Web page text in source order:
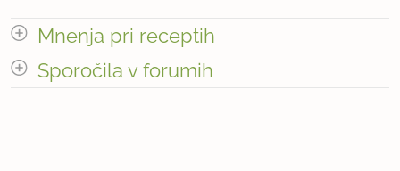
Mnenja pri receptih
odpri vse
Sporočila v forumih